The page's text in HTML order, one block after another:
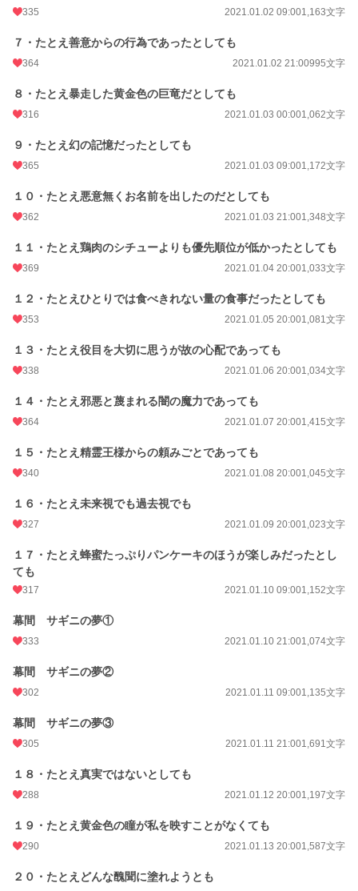
335 2021.01.02 09:001,163文字
７・たとえ善意からの行為であったとしても
364 2021.01.02 21:00995文字
８・たとえ暴走した黄金色の巨竜だとしても
316 2021.01.03 00:001,062文字
９・たとえ幻の記憶だったとしても
365 2021.01.03 09:001,172文字
１０・たとえ悪意無くお名前を出したのだとしても
362 2021.01.03 21:001,348文字
１１・たとえ鶏肉のシチューよりも優先順位が低かったとしても
369 2021.01.04 20:001,033文字
１２・たとえひとりでは食べきれない量の食事だったとしても
353 2021.01.05 20:001,081文字
１３・たとえ役目を大切に思うが故の心配であっても
338 2021.01.06 20:001,034文字
１４・たとえ邪悪と蔑まれる闇の魔力であっても
364 2021.01.07 20:001,415文字
１５・たとえ精霊王様からの頼みごとであっても
340 2021.01.08 20:001,045文字
１６・たとえ未来視でも過去視でも
327 2021.01.09 20:001,023文字
１７・たとえ蜂蜜たっぷりパンケーキのほうが楽しみだったとし
ても
317 2021.01.10 09:001,152文字
幕間 サギニの夢①
333 2021.01.10 21:001,074文字
幕間 サギニの夢②
302 2021.01.11 09:001,135文字
幕間 サギニの夢③
305 2021.01.11 21:001,691文字
１８・たとえ真実ではないとしても
288 2021.01.12 20:001,197文字
１９・たとえ黄金色の瞳が私を映すことがなくても
290 2021.01.13 20:001,587文字
２０・たとえどんな醜聞に塗れようとも